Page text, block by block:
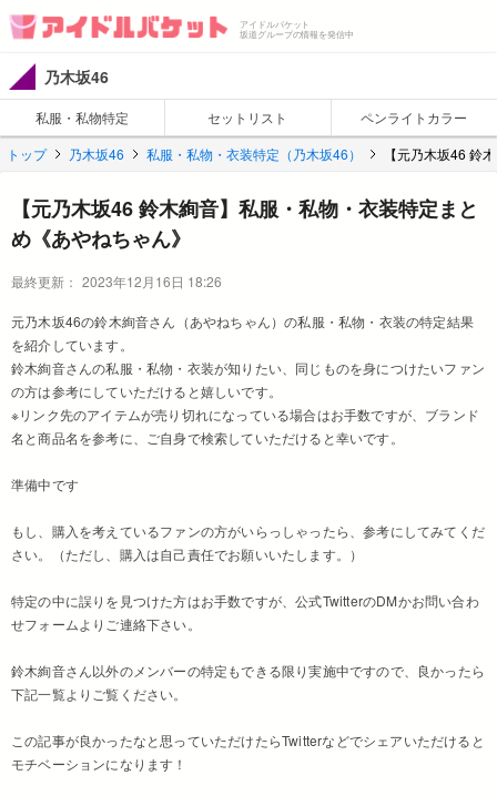
アイドルバケット
坂道グループの情報を発信中
乃木坂46
私服・私物特定 セットリスト
ペンライトカラー
トップ
乃木坂46 私服・私物・衣装特定（乃木坂46） 【元乃木坂46 鈴
【元乃木坂46 鈴木絢音】私服・私物・衣装特定まと
め《あやねちゃん》
最終更新： 2023年12月16日 18:26
元乃木坂46の鈴木絢音さん（あやねちゃん）の私服・私物・衣装の特定結果
を紹介しています。
鈴木絢音さんの私服・私物・衣装が知りたい、同じものを身につけたいファン
の方は参考にしていただけると嬉しいです。
※リンク先のアイテムが売り切れになっている場合はお手数ですが、ブランド
名と商品名を参考に、ご自身で検索していただけると幸いです。
準備中です
もし、購入を考えているファンの方がいらっしゃったら、参考にしてみてくだ
さい。（ただし、購入は自己責任でお願いいたします。）
特定の中に誤りを見つけた方はお手数ですが、公式TwitterのDMかお問い合わ
せフォームよりご連絡下さい。
鈴木絢音さん以外のメンバーの特定もできる限り実施中ですので、良かったら
下記一覧よりご覧ください。
この記事が良かったなと思っていただけたらTwitterなどでシェアいただけると
モチベーションになります！